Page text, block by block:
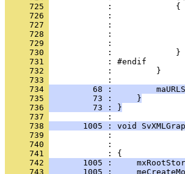
     725
     726
     727
     728
     729
     730
     731
     732
     733
     734
68 :
     735
         73 :     }
     736
         73 : }
     737
     738
1005 : void
     739
     740
     741
     742
1005 :
     743
1005 :